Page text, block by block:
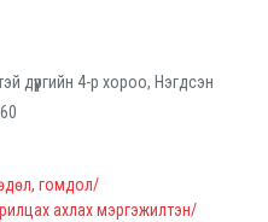
дүүргийн 4-р хороо, Нэгдсэн
гомдол/
ахлах мэргэжилтэн/